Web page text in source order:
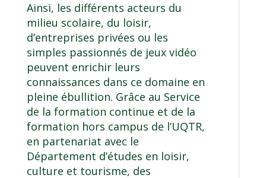
Ainsi, les différents acteurs du
milieu scolaire, du loisir,
d’entreprises privées ou les
simples passionnés de jeux vidéo
peuvent enrichir leurs
connaissances dans ce domaine en
pleine ébullition. Grâce au Service
de la formation continue et de la
formation hors campus de l’UQTR,
en partenariat avec le
Département d’études en loisir,
culture et tourisme, des